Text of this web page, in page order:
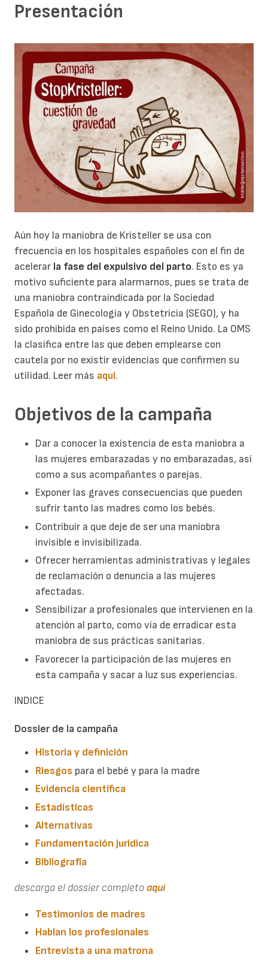
Presentación
Aún hoy la maniobra de Kristeller se usa con
frecuencia en los hospitales españoles con el fin de
acelerar la fase del expulsivo del parto. Esto es ya
motivo suficiente para alarmarnos, pues se trata de
una maniobra contraindicada por la Sociedad
Española de Ginecología y Obstetricia (SEGO), y ha
sido prohibida en países como el Reino Unido. La OMS
la clasifica entre las que deben emplearse con
cautela por no existir evidencias que confirmen su
utilidad. Leer más aquí.
Objetivos de la campaña
Dar a conocer la existencia de esta maniobra a
las mujeres embarazadas y no embarazadas, así
como a sus acompañantes o parejas.
Exponer las graves consecuencias que pueden
sufrir tanto las madres como los bebés.
Contribuir a que deje de ser una maniobra
invisible e invisibilizada.
Ofrecer herramientas administrativas y legales
de reclamación o denuncia a las mujeres
afectadas.
Sensibilizar a profesionales que intervienen en la
atención al parto, como vía de erradicar esta
maniobra de sus prácticas sanitarias.
Favorecer la participación de las mujeres en
esta campaña y sacar a luz sus experiencias.
INDICE
Dossier de la campaña
Historia y definición
Riesgos para el bebé y para la madre
Evidencia científica
Estadísticas
Alternativas
Fundamentación jurídica
Bibliografía
descarga el dossier completoaquí
Testimonios de madres
Hablan los profesionales
Entrevista a una matrona